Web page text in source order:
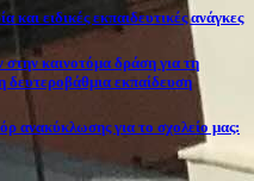
ειδικές εκπαιδευτικές ανάγκες
καινοτόμα δράση για τη
δευτεροβάθμια εκπαίδευση
ανακύκλωσης για το σχολείο μας: